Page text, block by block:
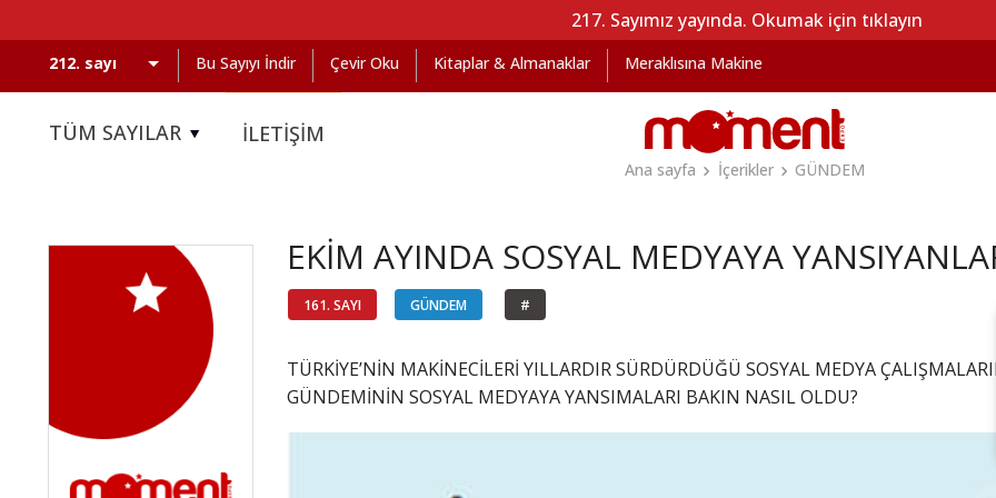
217. Sayımız yayında. Okumak için tıklayın
Bu Sayıyı İndir Çevir Oku Kitaplar & Almanaklar Meraklısına Makine
TÜM SAYILAR İLETİŞİM
Ana sayfa
İçerikler GÜNDEM
EKİM AYINDA SOSYAL MEDYAYA
161. SAYI GÜNDEM #
TÜRKİYE’NİN MAKİNECİLERİ YILLARDIR SÜRDÜRDÜĞÜ SOSYAL MEDYA
GÜNDEMİNİN SOSYAL MEDYAYA YANSIMALARI BAKIN NASIL OLDU?